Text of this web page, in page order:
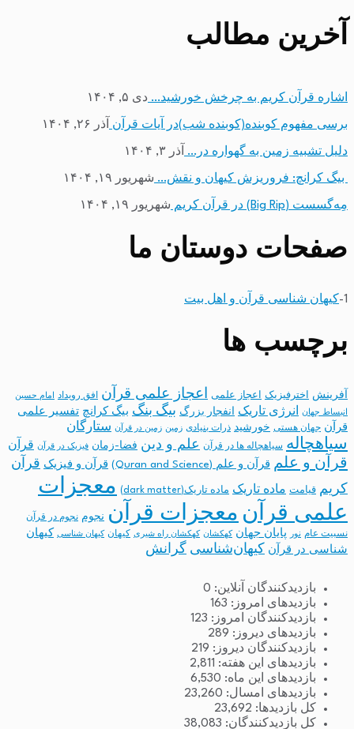
آخرین مطالب
اشاره قرآن کریم به چرخش خورشید… دی ۵, ۱۴۰۴
برسی مفهوم کوبنده(کوبنده شب)در آیات قرآن آذر ۲۶, ۱۴۰۴
دلیل تشبیه زمین به گهواره در… آذر ۳, ۱۴۰۴
بیگ کرانچ: فروریزش کیهان و نقش… شهریور ۱۹, ۱۴۰۴
مِه‌گسست (Big Rip) در قرآن کریم شهریور ۱۹, ۱۴۰۴
صفحات دوستان ما
1- کیهان شناسی قرآن و اهل بیت
برچسب ها
آفرینش اخترفیزیک اعجاز علمی اعجاز علمی قرآن افق رویداد امام حسین
انبساط جهان انرژی تاریک انفجار بزرگ بیگ بنگ بیگ کرانچ تفسیر علمی
قرآن جهان هستی خورشید ذرات بنیادی زمین زمین در قرآن ستارگان
سیاهچاله سیاهچاله ها در قرآن علم و دین فضا-زمان فیزیک در قرآن قرآن
قرآن و علم قرآن و علم (Quran and Science) قرآن و فیزیک قرآن
کریم قیامت ماده تاریک ماده تاریک(dark matter)
معجزات
علمی قرآن معجزات قرآن نجوم نجوم در قرآن
نسبیت عام نور پایان جهان کهکشان کهکشان راه شیری کیهان کیهان شناسی
کیهان
شناسی در قرآن
کیهان‌شناسی گرانش
بازدیدکنندگان آنلاین: 0
بازدیدهای امروز: 163
بازدیدکنندگان امروز: 123
بازدیدهای دیروز: 289
بازدیدکنندگان دیروز: 219
بازدیدهای این هفته: 2,811
بازدیدهای این ماه: 6,530
بازدیدهای امسال: 23,260
کل بازدیدها: 23,692
کل بازدیدکنند‌گان: 38,083